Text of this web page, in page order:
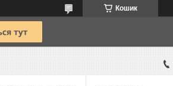
Кошик